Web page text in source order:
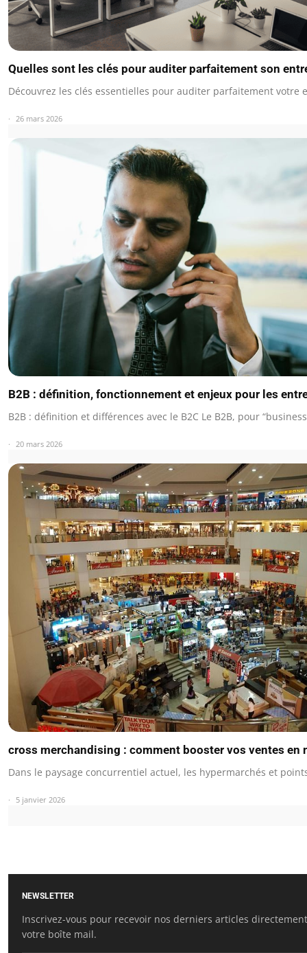
Quelles sont les clés pour auditer parfaitement son
Découvrez les clés essentielles pour auditer parfaitement votre
26 mars 2026
B2B : définition, fonctionnement et enjeux pour les
B2B : définition et différences avec le B2C Le B2B, pour
20 mars 2026
cross merchandising : comment booster vos ventes en
Dans le paysage concurrentiel actuel, les hypermarchés et
5 janvier 2026
NEWSLETTER
Inscrivez-vous pour recevoir nos derniers articles
votre boîte mail.